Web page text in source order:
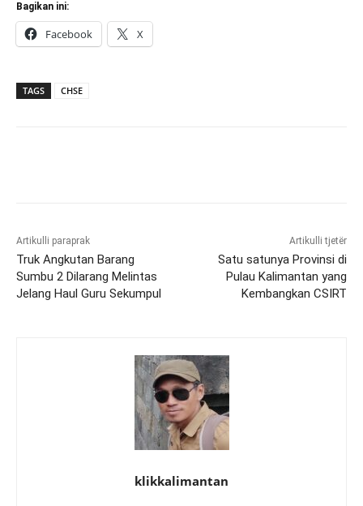
Bagikan ini:
Facebook X
TAGS CHSE
Artikulli paraprak
Truk Angkutan Barang
Sumbu 2 Dilarang Melintas
Jelang Haul Guru Sekumpul
Artikulli tjetër
Satu satunya Provinsi di
Pulau Kalimantan yang
Kembangkan CSIRT
klikkalimantan